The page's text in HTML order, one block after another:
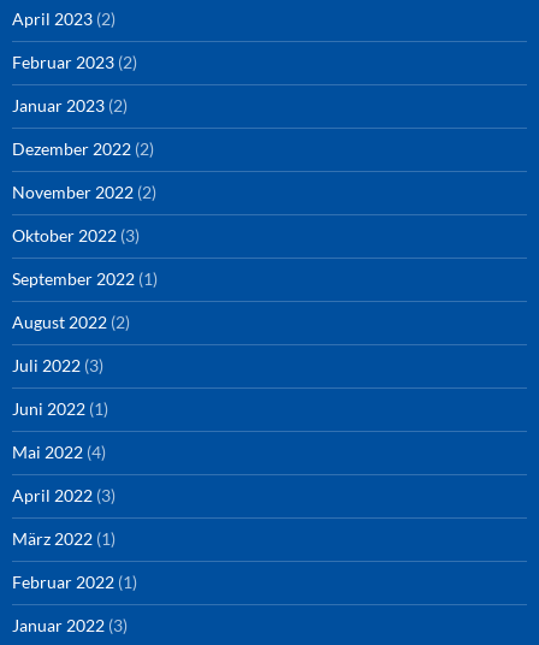
April 2023 (2)
Februar 2023 (2)
Januar 2023 (2)
Dezember 2022 (2)
November 2022 (2)
Oktober 2022 (3)
September 2022 (1)
August 2022 (2)
Juli 2022 (3)
Juni 2022 (1)
Mai 2022 (4)
April 2022 (3)
März 2022 (1)
Februar 2022 (1)
Januar 2022 (3)